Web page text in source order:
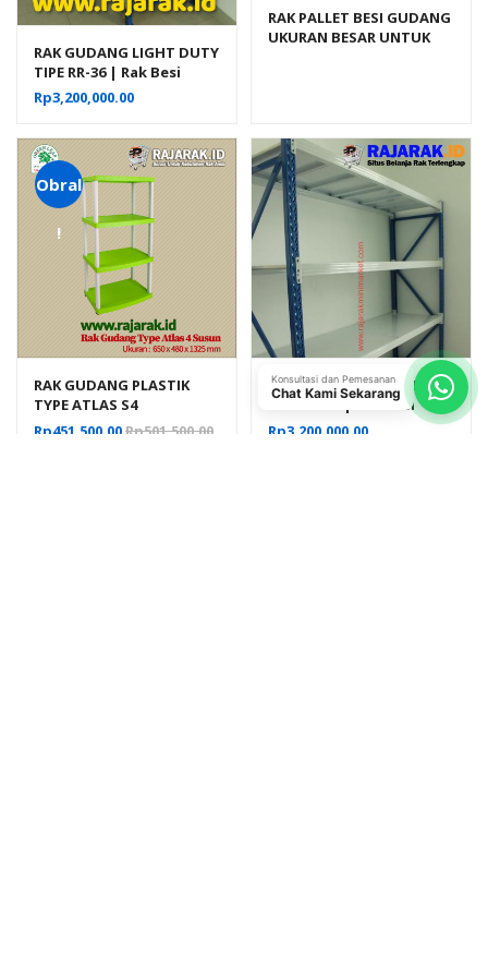
RAK GUDANG LIGHT DUTY
TIPE RR-36 | Rak Besi
Susun Serbaguna
Rp3,200,000.00
RAK PALLET BESI GUDANG
UKURAN BESAR UNTUK
Obral
!
RAK GUDANG PLASTIK
TYPE ATLAS S4
Rp451,500.00Rp501,500.00
RAK GUDANG LIGHT DUTY
TIPE RR-36 | Rak Besi
Susun Serbaguna
Rp3,200,000.00
Konsultasi dan Pemesanan
Chat Kami Sekarang